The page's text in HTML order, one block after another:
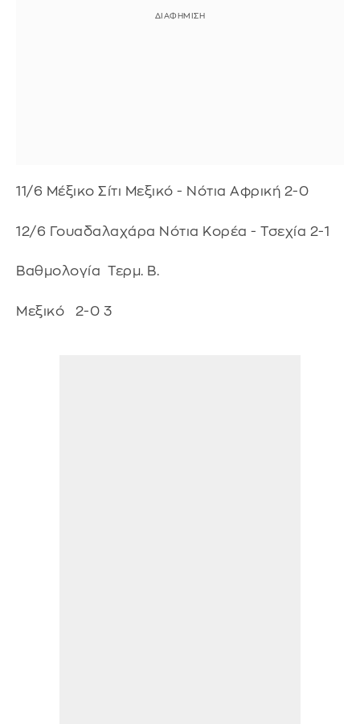
11/6 Μέξικο Σίτι Μεξικό - Νότια Αφρική 2-0
12/6 Γουαδαλαχάρα Νότια Κορέα - Τσεχία 2-1
Βαθμολογία Τερμ. Β.
Μεξικό 2-0 3